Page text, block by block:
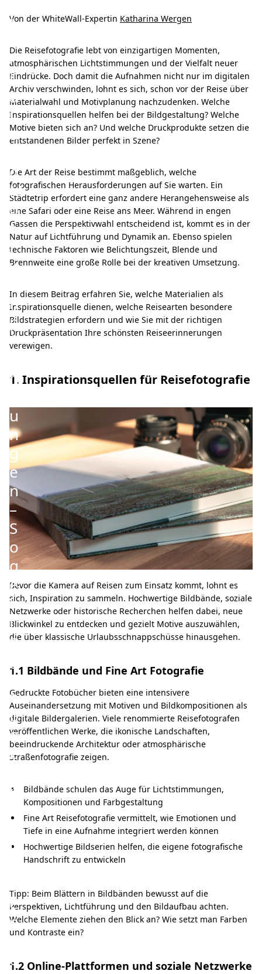
t
r
i
a
l
u
d
M
o
t
i
v
m
p
f
h
u
n
g
e
n
–
S
o
g
e
l
i
n
e
n
b
e
e
n
u
e
n
d
e
Von der WhiteWall-Expertin Katharina Wergen
Die Reisefotografie lebt von einzigartigen Momenten,
atmosphärischen Lichtstimmungen und der Vielfalt neuer
Eindrücke. Doch damit die Aufnahmen nicht nur im digitalen
Archiv verschwinden, lohnt es sich, schon vor der Reise über
Materialwahl und Motivplanung nachzudenken. Welche
Inspirationsquellen helfen bei der Bildgestaltung? Welche
Motive bieten sich an? Und welche Druckprodukte setzen die
entstandenen Bilder perfekt in Szene?
Die Art der Reise bestimmt maßgeblich, welche
fotografischen Herausforderungen auf Sie warten. Ein
Städtetrip erfordert eine ganz andere Herangehensweise als
eine Safari oder eine Reise ans Meer. Während in engen
Gassen die Perspektivwahl entscheidend ist, kommt es in der
Natur auf Lichtführung und Dynamik an. Ebenso spielen
technische Faktoren wie Belichtungszeit, Blende und
Brennweite eine große Rolle bei der kreativen Umsetzung.
In diesem Beitrag erfahren Sie, welche Materialien als
Inspirationsquelle dienen, welche Reisearten besondere
Bildstrategien erfordern und wie Sie mit der richtigen
Druckpräsentation Ihre schönsten Reiseerinnerungen
verewigen.
1. Inspirationsquellen für Reisefotografie
Bevor die Kamera auf Reisen zum Einsatz kommt, lohnt es
sich, Inspiration zu sammeln. Hochwertige Bildbände, soziale
Netzwerke oder historische Recherchen helfen dabei, neue
Blickwinkel zu entdecken und gezielt Motive auszuwählen,
die über klassische Urlaubsschnappschüsse hinausgehen.
1.1 Bildbände und Fine Art Fotografie
Gedruckte Fotobücher bieten eine intensivere
Auseinandersetzung mit Motiven und Bildkompositionen als
digitale Bildergalerien. Viele renommierte Reisefotografen
veröffentlichen Werke, die ikonische Landschaften,
beeindruckende Architektur oder atmosphärische
Straßenfotografie zeigen.
Bildbände schulen das Auge für Lichtstimmungen,
Kompositionen und Farbgestaltung
Fine Art Reisefotografie vermittelt, wie Emotionen und
Tiefe in eine Aufnahme integriert werden können
Hochwertige Bildserien helfen, die eigene fotografische
Handschrift zu entwickeln
Tipp: Beim Blättern in Bildbänden bewusst auf die
Perspektiven, Lichtführung und den Bildaufbau achten.
Welche Elemente ziehen den Blick an? Wie setzt man Farben
und Kontraste ein?
1.2 Online-Plattformen und soziale Netzwerke